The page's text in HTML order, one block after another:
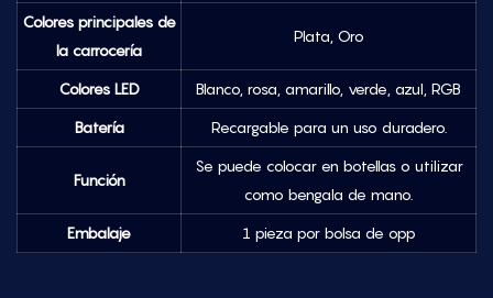
Colores principales de
la carrocería
Plata, Oro
Colores LED Blanco, rosa, amarillo, verde, azul, RGB
Batería Recargable para un uso duradero.
Función
Se puede colocar en botellas o utilizar
como bengala de mano.
Embalaje 1 pieza por bolsa de opp